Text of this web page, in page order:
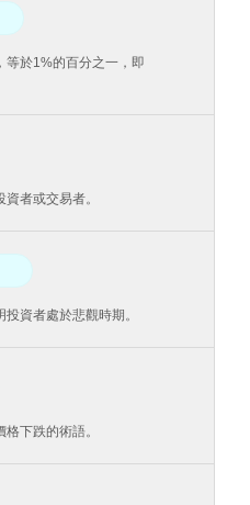
等於1%的百分之一，即
者或交易者。
資者處於悲觀時期。
下跌的術語。